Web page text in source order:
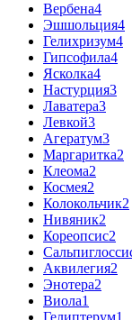
Вербена4
Эшшольция4
Гелихризум4
Гипсофила4
Ясколка4
Настурция3
Лаватера3
Левкой3
Агератум3
Маргаритка2
Клеома2
Космея2
Колокольчик2
Нивяник2
Кореопсис2
Аквилегия2
Энотера2
Виола1